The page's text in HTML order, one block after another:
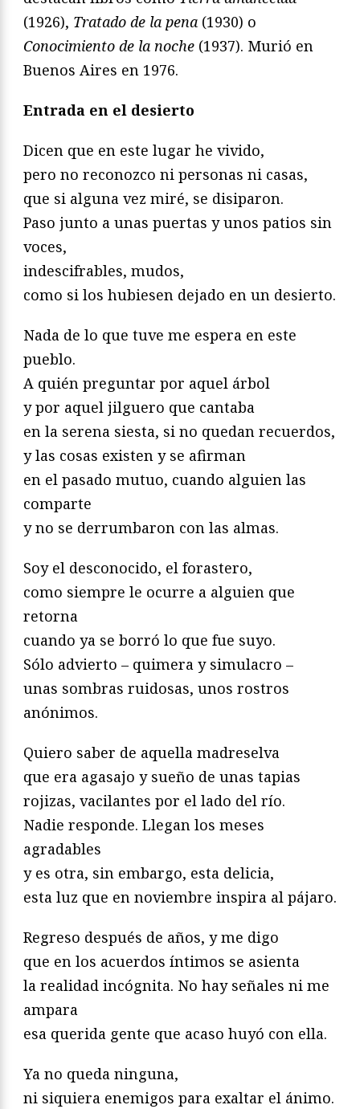
(1926), Tratado de la pena (1930) o
Conocimiento de la noche (1937). Murió en
Buenos Aires en 1976.
Entrada en el desierto
Dicen que en este lugar he vivido,
pero no reconozco ni personas ni casas,
que si alguna vez miré, se disiparon.
Paso junto a unas puertas y unos patios sin
voces,
indescifrables, mudos,
como si los hubiesen dejado en un desierto.
Nada de lo que tuve me espera en este
pueblo.
A quién preguntar por aquel árbol
y por aquel jilguero que cantaba
en la serena siesta, si no quedan recuerdos,
y las cosas existen y se afirman
en el pasado mutuo, cuando alguien las
comparte
y no se derrumbaron con las almas.
Soy el desconocido, el forastero,
como siempre le ocurre a alguien que
retorna
cuando ya se borró lo que fue suyo.
Sólo advierto – quimera y simulacro –
unas sombras ruidosas, unos rostros
anónimos.
Quiero saber de aquella madreselva
que era agasajo y sueño de unas tapias
rojizas, vacilantes por el lado del río.
Nadie responde. Llegan los meses
agradables
y es otra, sin embargo, esta delicia,
esta luz que en noviembre inspira al pájaro.
Regreso después de años, y me digo
que en los acuerdos íntimos se asienta
la realidad incógnita. No hay señales ni me
ampara
esa querida gente que acaso huyó con ella.
Ya no queda ninguna,
ni siquiera enemigos para exaltar el ánimo.